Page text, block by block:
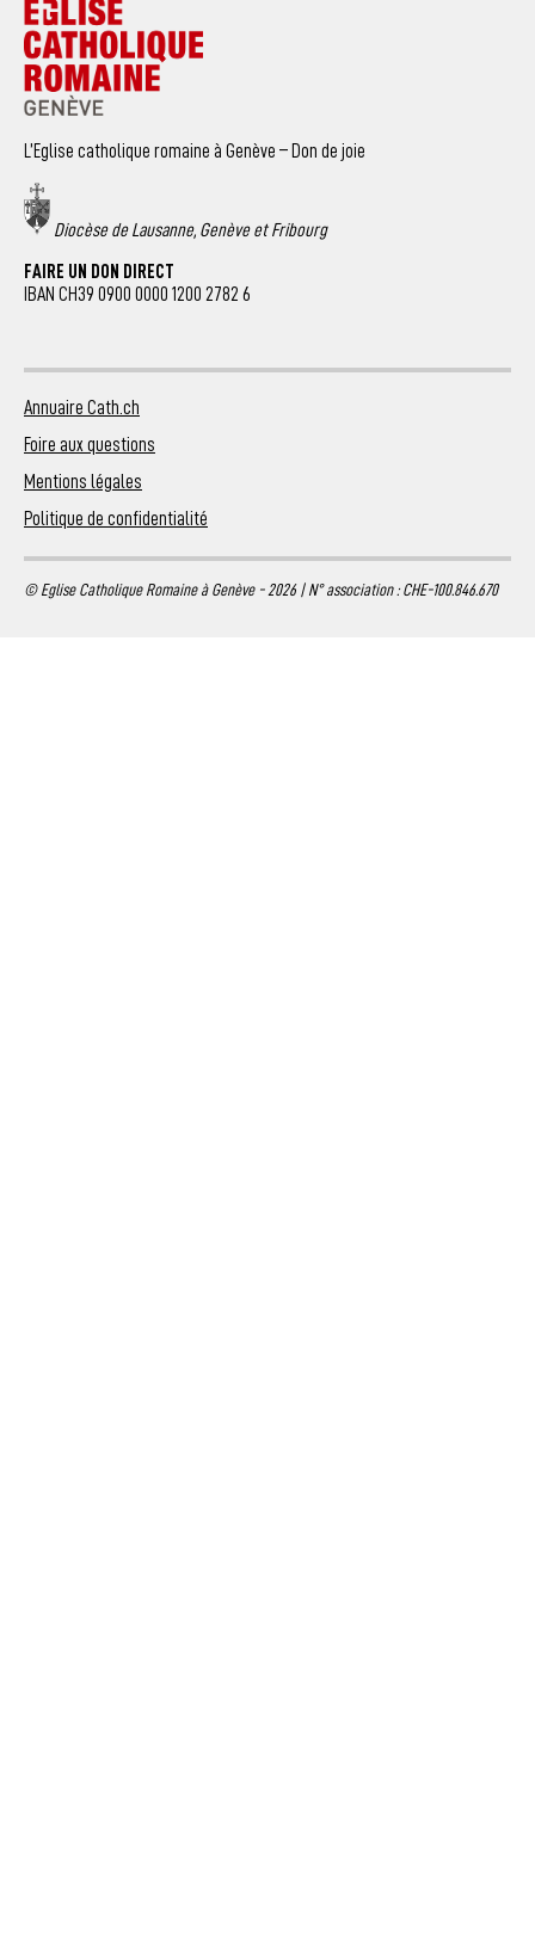
L’Eglise catholique romaine à Genève – Don de joie
Diocèse de Lausanne, Genève et Fribourg
FAIRE UN DON DIRECT
IBAN CH39 0900 0000 1200 2782 6
Annuaire Cath.ch
Foire aux questions
Mentions légales
Politique de confidentialité
© Eglise Catholique Romaine à Genève - 2026 | N° association : CHE-100.846.670